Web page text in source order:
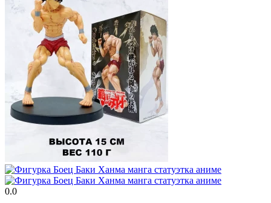
0.0